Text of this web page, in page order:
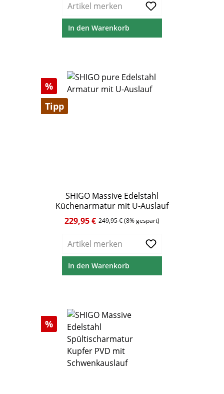
Artikel merken
In den Warenkorb
Rabatt
%
Tipp
SHIGO Massive Edelstahl
Küchenarmatur mit U-Auslauf
Verkaufspreis:
229,95 € Regulärer Preis:
249,95 €(8% gespart)
Artikel merken
In den Warenkorb
Rabatt
%